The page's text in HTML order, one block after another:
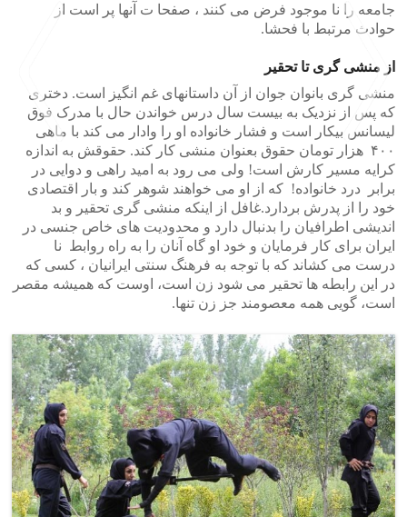
جامعه را نا موجود فرض می کنند ، صفحا ت آنها پر است از
حوادث مرتبط با فحشا.
از منشی گری تا تحقیر
منشی گری بانوان جوان از آن داستانهای غم انگیز است. دختری
که پس از نزدیک به بیست سال درس خواندن حال با مدرک فوق
لیسانس بیکار است و فشار خانواده او را وادار می کند با ماهی
۴۰۰ هزار تومان حقوق بعنوان منشی کار کند. حقوقش به اندازه
کرایه مسیر کارش است! ولی می رود به امید راهی و دوایی در
برابر درد خانواده! که از او می خواهند شوهر کند و بار اقتصادی
خود را از پدرش بردارد.غافل از اینکه منشی گری تحقیر و بد
اندیشی اطرافیان را بدنبال دارد و محدودیت های خاص جنسی در
ایران برای کار فرمایان و خود او گاه آنان را به راه روابط نا
درست می کشاند که با توجه به فرهنگ سنتی ایرانیان ، کسی که
در این رابطه ها تحقیر می شود زن است، اوست که همیشه مقصر
است، گویی همه معصومند جز زن تنها.
<